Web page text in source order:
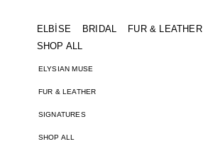
ELBİSE BRIDAL FUR & LEATHER
SHOP ALL
ELYSIAN MUSE
FUR & LEATHER
SIGNATURES
SHOP ALL